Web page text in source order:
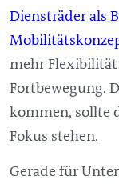
Diensträder als
mehr
Fortbewegung.
kommen, sollte
Fokus stehen.
Gerade für